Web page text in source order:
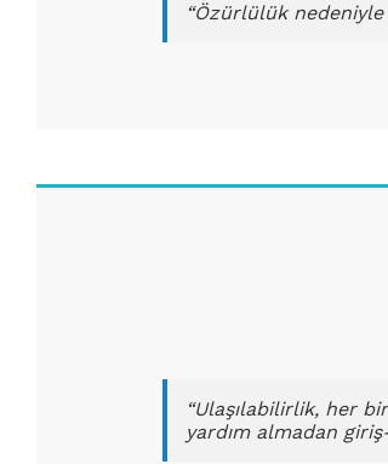
“Özürlülük nedeniyle
“Ulaşılabilirlik, her
yardım almadan